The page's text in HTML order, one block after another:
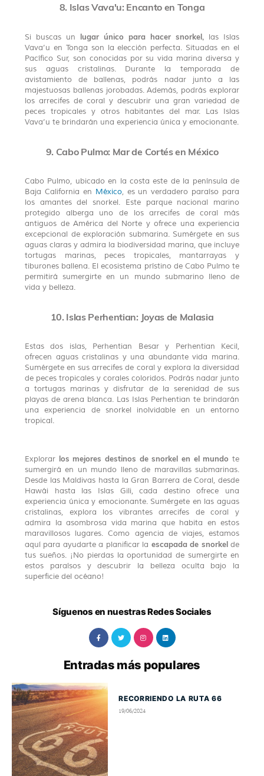
8. Islas Vava'u: Encanto en Tonga
Si buscas un lugar único para hacer snorkel, las Islas
Vava’u en Tonga son la elección perfecta. Situadas en el
Pacífico Sur, son conocidas por su vida marina diversa y
sus aguas cristalinas. Durante la temporada de
avistamiento de ballenas, podrás nadar junto a las
majestuosas ballenas jorobadas. Además, podrás explorar
los arrecifes de coral y descubrir una gran variedad de
peces tropicales y otros habitantes del mar. Las Islas
Vava’u te brindarán una experiencia única y emocionante.
9. Cabo Pulmo: Mar de Cortés en México
Cabo Pulmo, ubicado en la costa este de la península de
Baja California en México, es un verdadero paraíso para
los amantes del snorkel. Este parque nacional marino
protegido alberga uno de los arrecifes de coral más
antiguos de América del Norte y ofrece una experiencia
excepcional de exploración submarina. Sumérgete en sus
aguas claras y admira la biodiversidad marina, que incluye
tortugas marinas, peces tropicales, mantarrayas y
tiburones ballena. El ecosistema prístino de Cabo Pulmo te
permitirá sumergirte en un mundo submarino lleno de
vida y belleza.
10. Islas Perhentian: Joyas de Malasia
Estas dos islas, Perhentian Besar y Perhentian Kecil,
ofrecen aguas cristalinas y una abundante vida marina.
Sumérgete en sus arrecifes de coral y explora la diversidad
de peces tropicales y corales coloridos. Podrás nadar junto
a tortugas marinas y disfrutar de la serenidad de sus
playas de arena blanca. Las Islas Perhentian te brindarán
una experiencia de snorkel inolvidable en un entorno
tropical.
Explorar los mejores destinos de snorkel en el mundo te
sumergirá en un mundo lleno de maravillas submarinas.
Desde las Maldivas hasta la Gran Barrera de Coral, desde
Hawái hasta las Islas Gili, cada destino ofrece una
experiencia única y emocionante. Sumérgete en las aguas
cristalinas, explora los vibrantes arrecifes de coral y
admira la asombrosa vida marina que habita en estos
maravillosos lugares. Como agencia de viajes, estamos
aquí para ayudarte a planificar la escapada de snorkel de
tus sueños. ¡No pierdas la oportunidad de sumergirte en
estos paraísos y descubrir la belleza oculta bajo la
superficie del océano!
Síguenos en nuestras Redes Sociales
Entradas más populares
RECORRIENDO LA RUTA 66
19/06/2024